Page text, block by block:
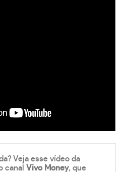
Veja esse vídeo da
canalVivo Money, que